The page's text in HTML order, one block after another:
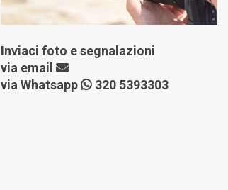
Inviaci foto e segnalazioni
via email
via Whatsapp
320 5393303